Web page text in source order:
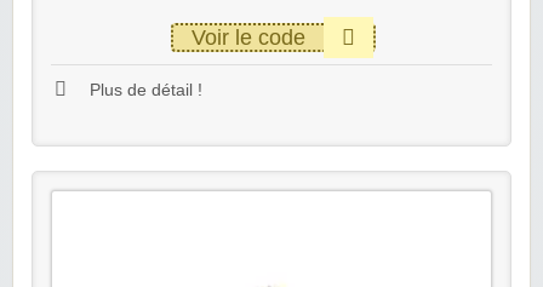
Voir le code
Plus de détail !